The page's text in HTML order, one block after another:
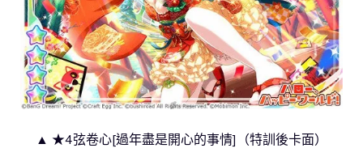
▲ ★4弦卷心[過年盡是開心的事情]（特訓後卡面）